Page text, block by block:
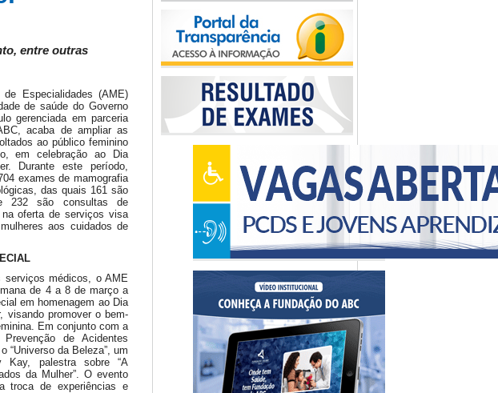
entre outras
Especialidades (AME)
de saúde do Governo
gerenciada em parceria
acaba de ampliar as
ao público feminino
em celebração ao Dia
Durante este período,
exames de mamografia
das quais 161 são
232 são consultas de
oferta de serviços visa
aos cuidados de
serviços médicos, o AME
de 4 a 8 de março a
em homenagem ao Dia
visando promover o bem-
Em conjunto com a
de Acidentes
“Universo da Beleza”, um
Kay, palestra sobre “A
da Mulher”. O evento
troca de experiências e